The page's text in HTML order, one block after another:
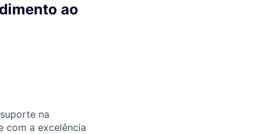
ao
na
com a excelência